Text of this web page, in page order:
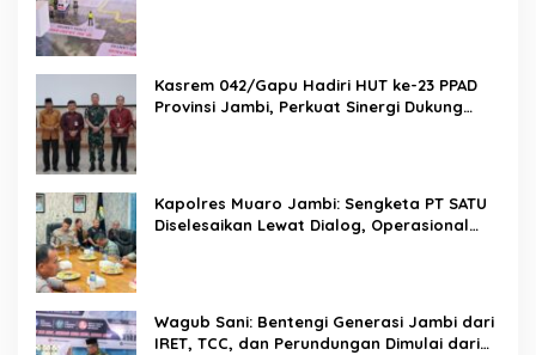
Kasrem 042/Gapu Hadiri HUT ke-23 PPAD
Provinsi Jambi, Perkuat Sinergi Dukung
Kapolres Muaro Jambi: Sengketa PT SATU
Diselesaikan Lewat Dialog, Operasional
Wagub Sani: Bentengi Generasi Jambi dari
IRET, TCC, dan Perundungan Dimulai dari